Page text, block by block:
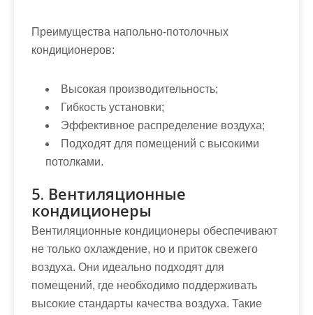
Преимущества напольно-потолочных
кондиционеров:
Высокая производительность;
Гибкость установки;
Эффективное распределение воздуха;
Подходят для помещений с высокими
потолками.
5. Вентиляционные
кондиционеры
Вентиляционные кондиционеры обеспечивают
не только охлаждение, но и приток свежего
воздуха. Они идеально подходят для
помещений, где необходимо поддерживать
высокие стандарты качества воздуха. Такие